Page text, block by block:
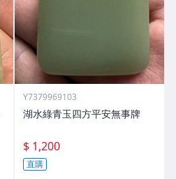
Y7379969103
湖水綠青玉四方平安無事牌
$ 1,200
直購